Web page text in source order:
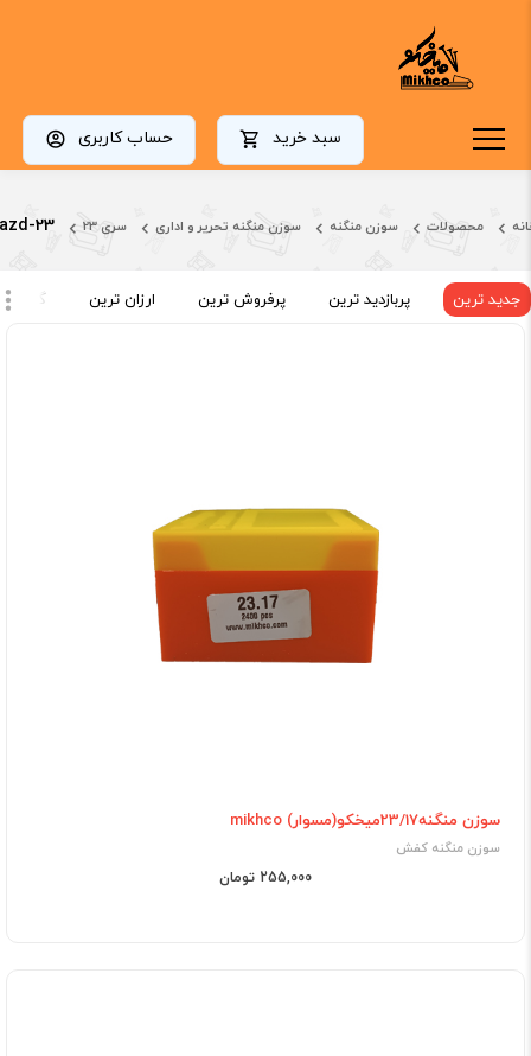
سبد خرید حساب کاربری
محصولات سوزن منگنه سوزن منگنه تحریر و اداری سری 23 23
جدید ترین پربازدید ترین پرفروش ترین ارزان ترین گران
سوزن منگنه23/17میخکو(مسوار) mikhco
سوزن منگنه کفش
255,000 تومان